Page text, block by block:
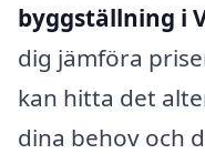
byggställning i
dig jämföra
kan hitta det
dina behov och